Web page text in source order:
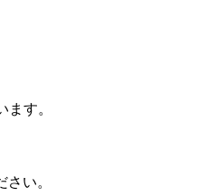
す。
い。